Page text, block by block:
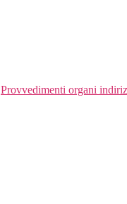
Provvedimenti organi